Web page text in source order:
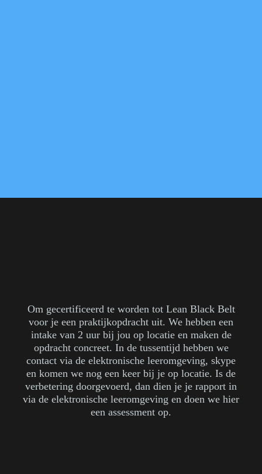
Om gecertificeerd te worden tot Lean Black Belt
voor je een praktijkopdracht uit. We hebben een
intake van 2 uur bij jou op locatie en maken de
opdracht concreet. In de tussentijd hebben we
contact via de elektronische leeromgeving, skype
en komen we nog een keer bij je op locatie. Is de
verbetering doorgevoerd, dan dien je je rapport in
via de elektronische leeromgeving en doen we hier
een assessment op.